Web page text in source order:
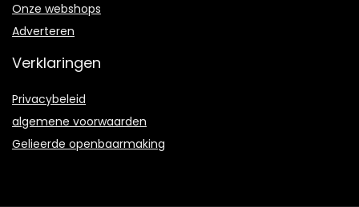
Onze webshops
Adverteren
Verklaringen
Privacybeleid
algemene voorwaarden
Gelieerde openbaarmaking